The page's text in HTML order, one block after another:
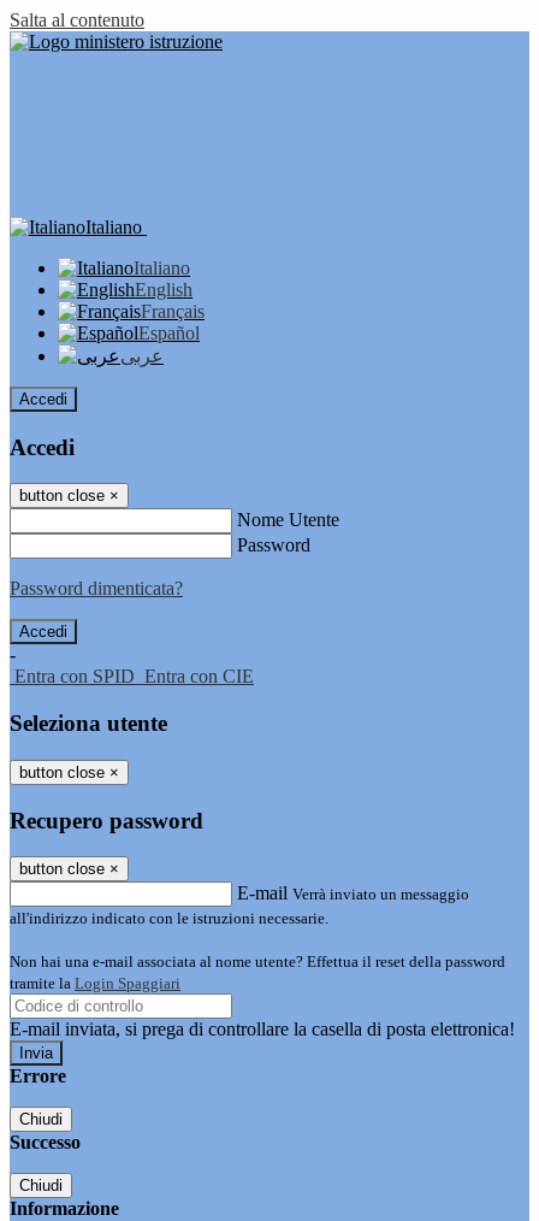
Salta al contenuto
Italiano
Italiano
English
Français
Español
عربى
Accedi
Accedi
button close ×
Nome Utente
Password
Password dimenticata?
-
Entra con SPID Entra con CIE
Seleziona utente
button close ×
Recupero password
button close ×
E-mail Verrà inviato un messaggio
all'indirizzo indicato con le istruzioni necessarie.
Non hai una e-mail associata al nome utente? Effettua il reset della password
tramite la Login Spaggiari
E-mail inviata, si prega di controllare la casella di posta elettronica!
Errore
Chiudi
Successo
Chiudi
Informazione